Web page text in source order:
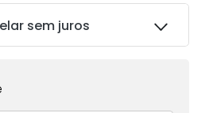
sem juros